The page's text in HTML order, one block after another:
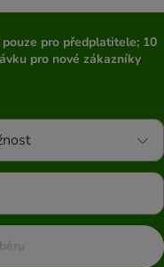
pro předplatitele; 10
pro nové zákazníky